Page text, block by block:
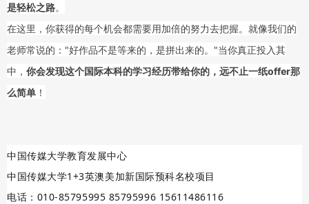
是轻松之路。
在这里，你获得的每个机会都需要用加倍的努力去把握。就像我们的
老师常说的："好作品不是等来的，是拼出来的。"当你真正投入其
中， 你会发现这个国际本科的学习经历带给你的，远不止一纸offer那
么简单 ！
中国传媒大学教育发展中心
中国传媒大学1+3英澳美加新国际预科名校项目
电话：010-85795995 85795996 15611486116